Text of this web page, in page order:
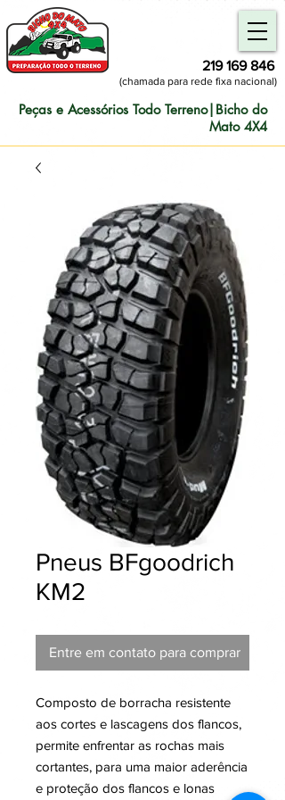
219 169 846
(chamada para rede fixa nacional)
Peças e Acessórios Todo Terreno|Bicho do
Mato 4X4
Pneus BFgoodrich
KM2
Entre em contato para comprar
Composto de borracha resistente
aos cortes e lascagens dos flancos,
permite enfrentar as rochas mais
cortantes, para uma maior aderência
e proteção dos flancos e lonas